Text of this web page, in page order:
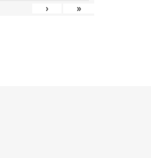
› »